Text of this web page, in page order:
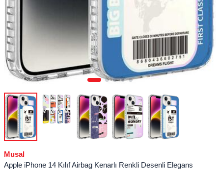
Musal
Apple iPhone 14 Kılıf Airbag Kenarlı Renkli Desenli Elegans